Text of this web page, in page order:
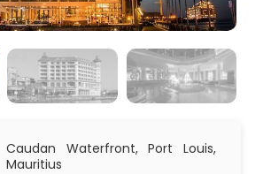
Caudan Waterfront, Port Louis,
Mauritius